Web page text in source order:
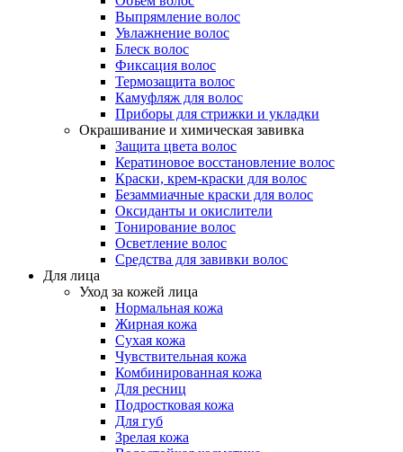
Выпрямление волос
Увлажнение волос
Блеск волос
Фиксация волос
Термозащита волос
Камуфляж для волос
Приборы для стрижки и укладки
Окрашивание и химическая завивка
Защита цвета волос
Кератиновое восстановление волос
Краски, крем-краски для волос
Безаммиачные краски для волос
Оксиданты и окислители
Тонирование волос
Осветление волос
Средства для завивки волос
Для лица
Уход за кожей лица
Нормальная кожа
Жирная кожа
Сухая кожа
Чувствительная кожа
Комбинированная кожа
Для ресниц
Подростковая кожа
Для губ
Зрелая кожа